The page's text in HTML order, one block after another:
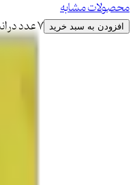
محصولات مشابه
افزودن به سبد خرید 7 عدد در انبار